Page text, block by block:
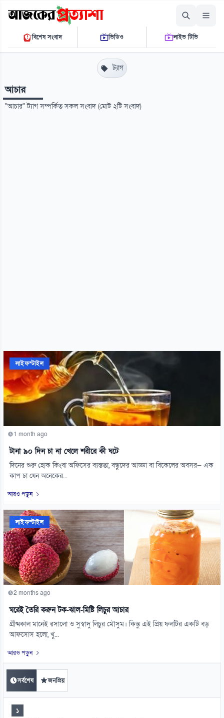
বৃহস্পতিবার, ০৬ আগস্ট ২০২৬
০৪ ০৭ ০৭ পি.এম.THE DAILY AJKER PROTTASHA
বিশেষ সংবাদ ভিডিও লাইভ টিভি
ট্যাগ
আচার
"আচার" ট্যাগ সম্পর্কিত সকল সংবাদ (মোট ২টি সংবাদ)
লাইফস্টাইল
1 month ago
টানা ৯০ দিন চা না খেলে শরীরে কী ঘটে
দিনের শুরু হোক কিংবা অফিসের ব্যস্ততা, বন্ধুদের আড্ডা বা বিকেলের অবসর— এক
কাপ চা যেন অনেকের...
আরও পড়ুন
লাইফস্টাইল
2 months ago
ঘরেই তৈরি করুন টক-ঝাল-মিষ্টি লিচুর আচার
গ্রীষ্মকাল মানেই রসালো ও সুস্বাদু লিচুর মৌসুম। কিন্তু এই প্রিয় ফলটির একটি বড়
আফসোস হলো, খু...
আরও পড়ুন
সর্বশেষ জনপ্রিয়
১